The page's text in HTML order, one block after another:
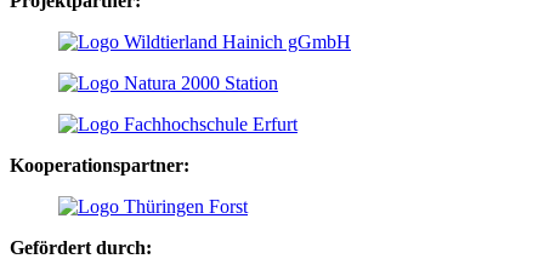
Kooperationspartner:
Gefördert durch: